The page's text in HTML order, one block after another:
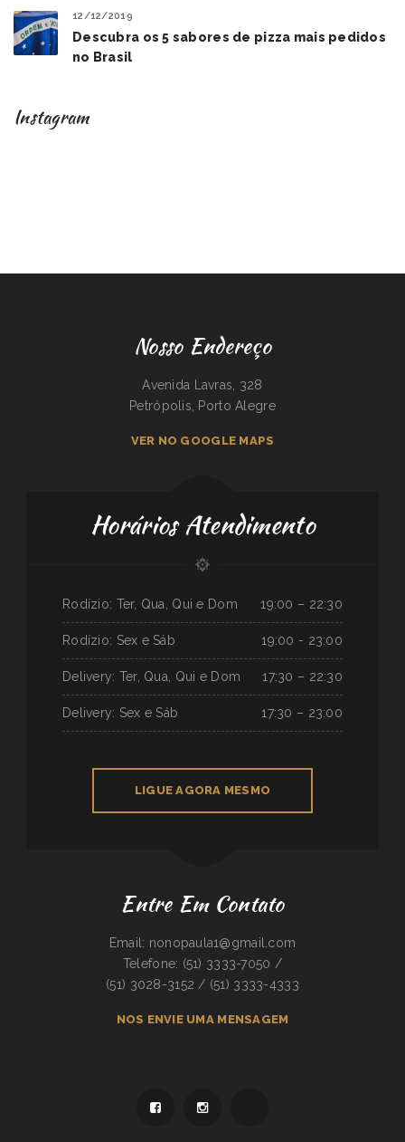
12/12/2019
Descubra os 5 sabores de pizza mais pedidos
no Brasil
Instagram
Nosso Endereço
Avenida Lavras, 328
Petrópolis, Porto Alegre
VER NO GOOGLE MAPS
Horários Atendimento
Rodízio: Ter, Qua, Qui e Dom 19:00 – 22:30
Rodízio: Sex e Sáb 19:00 - 23:00
Delivery: Ter, Qua, Qui e Dom 17:30 – 22:30
Delivery: Sex e Sáb 17:30 – 23:00
LIGUE AGORA MESMO
Entre Em Contato
Email: nonopaula1@gmail.com
Telefone: (51) 3333-7050 /
(51) 3028-3152 / (51) 3333-4333
NOS ENVIE UMA MENSAGEM